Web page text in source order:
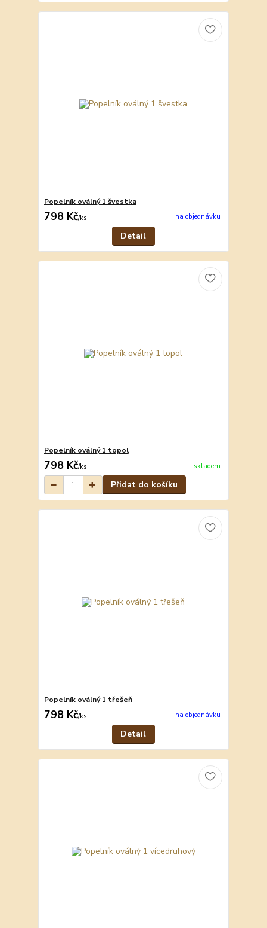
Popelník oválný 1 švestka
798 Kč/ks na objednávku
Detail
Popelník oválný 1 topol
798 Kč/ks skladem
Přidat do košíku
Popelník oválný 1 třešeň
798 Kč/ks na objednávku
Detail